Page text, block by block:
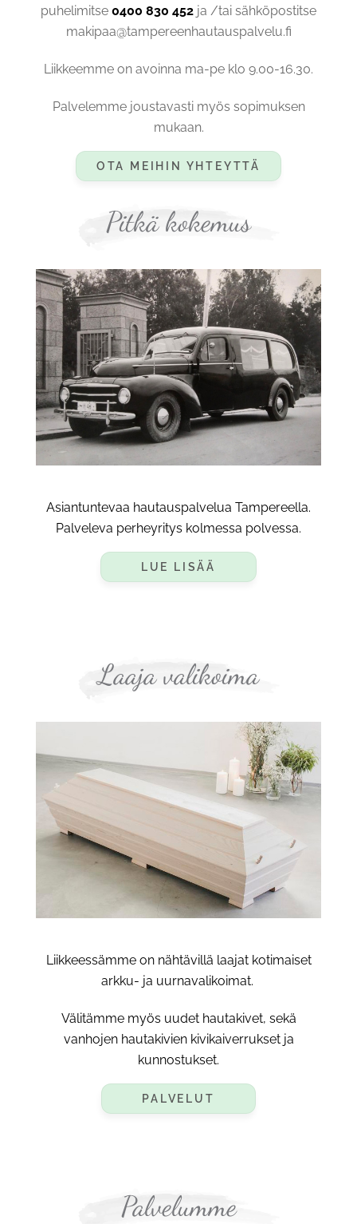
puhelimitse 0400 830 452 ja /tai sähköpostitse
makipaa@tampereenhautauspalvelu.fi
Liikkeemme on avoinna ma-pe klo 9.00-16.30.
Palvelemme joustavasti myös sopimuksen
mukaan.
OTA MEIHIN YHTEYTTÄ
Pitkä kokemus
Asiantuntevaa hautauspalvelua Tampereella.
Palveleva perheyritys kolmessa polvessa.
LUE LISÄÄ
Laaja valikoima
Liikkeessämme on nähtävillä laajat kotimaiset
arkku- ja uurnavalikoimat.
Välitämme myös uudet hautakivet, sekä
vanhojen hautakivien kivikaiverrukset ja
kunnostukset.
PALVELUT
Palvelumme